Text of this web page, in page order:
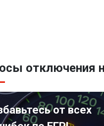
отключения
от всех